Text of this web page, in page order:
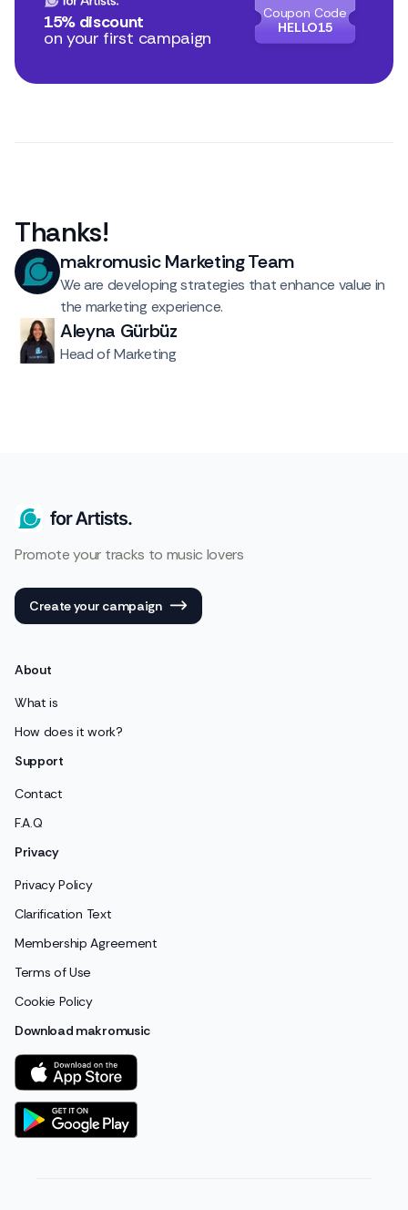
15% discount
on your first campaign
Coupon Code
HELLO15
Thanks!
makromusic Marketing Team
We are developing strategies that enhance value in
the marketing experience.
Aleyna Gürbüz
Head of Marketing
Promote your tracks to music lovers
Create your campaign
About
What is
How does it work?
Support
Contact
F.A.Q
Privacy
Privacy Policy
Clarification Text
Membership Agreement
Terms of Use
Cookie Policy
Download makromusic